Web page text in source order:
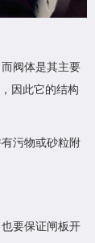
阀体是其主要
因此它的结构
污物或砂粒附
要保证闸板开